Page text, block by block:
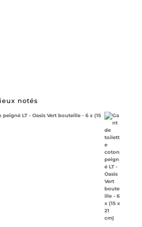
notés
LT - Oasis Vert bouteille - 6 x (15